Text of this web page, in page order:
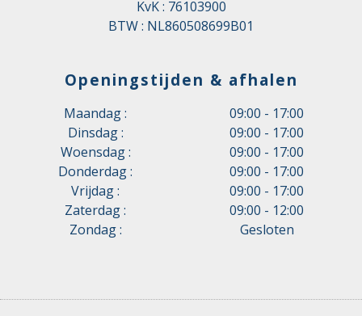
KvK : 76103900
BTW : NL860508699B01
Openingstijden & afhalen
Maandag :
09:00 - 17:00
Dinsdag :
09:00 - 17:00
Woensdag :
09:00 - 17:00
Donderdag :
09:00 - 17:00
Vrijdag :
09:00 - 17:00
Zaterdag :
09:00 - 12:00
Zondag :
Gesloten